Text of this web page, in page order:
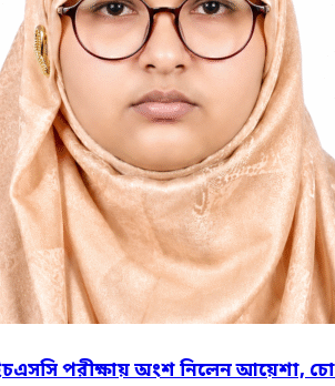
পরীক্ষায় অংশ নিলেন আয়েশা,